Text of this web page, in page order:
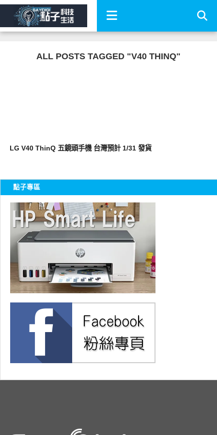
ALL POSTS TAGGED "V40 THINQ"
LG V40 ThinQ 五鏡頭手機 台灣預計 1/31 發貨
點子專區